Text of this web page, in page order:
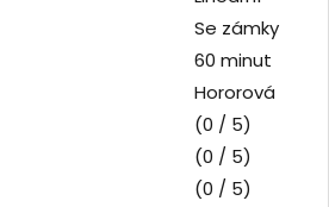
Se zámky
60 minut
Hororová
(0 / 5)
(0 / 5)
(0 / 5)